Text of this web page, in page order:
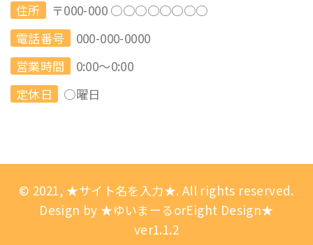
住所
〒000-000 ○○○○○○○○
電話番号
000-000-0000
営業時間
0:00～0:00
定休日
○曜日
© 2021, ★サイト名を入力★. All rights reserved.
Design by ★ゆいまーるorEight Design★
ver1.1.2